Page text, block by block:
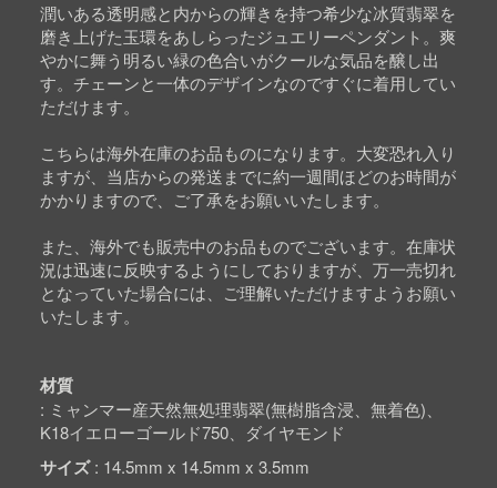
潤いある透明感と内からの輝きを持つ希少な冰質翡翠を
磨き上げた玉環をあしらったジュエリーペンダント。爽
やかに舞う明るい緑の色合いがクールな気品を醸し出
す。チェーンと一体のデザインなのですぐに着用してい
ただけます。
こちらは海外在庫のお品ものになります。大変恐れ入り
ますが、当店からの発送までに約一週間ほどのお時間が
かかりますので、ご了承をお願いいたします。
また、海外でも販売中のお品ものでございます。在庫状
況は迅速に反映するようにしておりますが、万一売切れ
となっていた場合には、ご理解いただけますようお願い
いたします。
材質
ミャンマー産天然無処理翡翠(無樹脂含浸、無着色)、
K18イエローゴールド750、ダイヤモンド
サイズ 14.5mm x 14.5mm x 3.5mm